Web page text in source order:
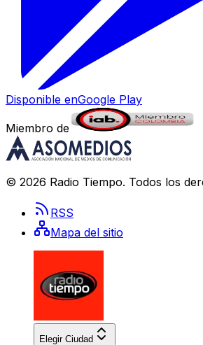
Disponible enGoogle Play
Miembro de
© 2026 Radio Tiempo. Todos los
RSS
Mapa del sitio
Elegir Ciudad